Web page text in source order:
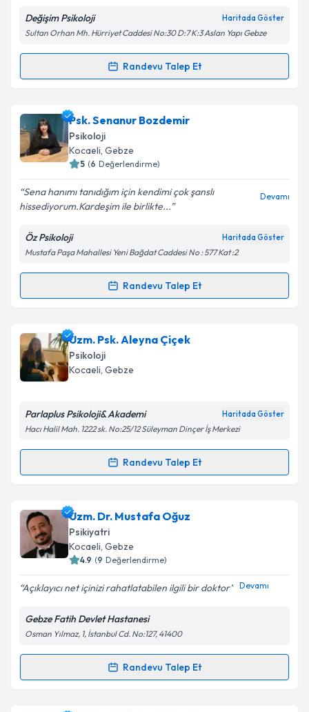
Kişisel verilerimin işlenmesine ilişkin
Aydınlatma
Metni'ni okudum ve kişisel verilerimin belirtilen
kapsamda işlenmesini kabul ediyorum.
Değişim Psikoloji Haritada Göster
Sultan Orhan Mh. Hürriyet Caddesi No:30 D:7 K:3 Aslan Yapı Gebze
Randevu Talep Et
Randevu Takvimi Talebi
Psk. Hilal ÜNLÜBAŞ için randevu takvimi talebi
oluşturun. Size bu uzmandan randevu almanız için bir
takvim hazırlandığında e-posta ile bilgilendireceğiz.
Kişisel verilerimin işlenmesine ilişkin
Aydınlatma
Metni'ni okudum ve kişisel verilerimin belirtilen
kapsamda işlenmesini kabul ediyorum.
Psk. Senanur Bozdemir
Psikoloji
Kocaeli, Gebze
5 (6 Değerlendirme)
Sena hanımı tanıdığım için kendimi çok şanslı
hissediyorum.Kardeşim ile birlikte...
Devamı
Öz Psikoloji Haritada Göster
Mustafa Paşa Mahallesi Yeni Bağdat Caddesi No : 577 Kat :2
Randevu Talep Et
Randevu Takvimi Talebi
Psk. Senanur Bozdemir için randevu takvimi talebi
oluşturun. Size bu uzmandan randevu almanız için bir
takvim hazırlandığında e-posta ile bilgilendireceğiz.
Kişisel verilerimin işlenmesine ilişkin
Metni'ni okudum ve kişisel verilerimin belirtilen
Takvim Talebini Gönder
Uzm. Psk. Aleyna Çiçek
Psikoloji
Kocaeli, Gebze
Parlaplus Psikoloji& Akademi Haritada Göster
Hacı Halil Mah. 1222 sk. No:25/12 Süleyman Dinçer İş Merkezi
Randevu Talep Et
Randevu Takvimi Talebi
Uzm. Psk. Aleyna Çiçekiçin randevu takvimi talebi
oluşturun. Size bu uzmandan randevu almanız için bir
takvim hazırlandığında e-posta ile bilgilendireceğiz.
Kişisel verilerimin işlenmesine ilişkin
Metni'ni okudum ve kişisel verilerimin belirtilen
kapsamda işlenmesini kabul ediyorum.
Uzm. Dr. Mustafa Oğuz
Psikiyatri
Kocaeli, Gebze
4.9 (9 Değerlendirme)
Açıklayıcı net içinizi rahatlatabilen ilgili bir doktor Devamı
Gebze Fatih Devlet Hastanesi
Osman Yılmaz, 1, İstanbul Cd. No:127, 41400
Randevu Talep Et
Randevu Takvimi Talebi